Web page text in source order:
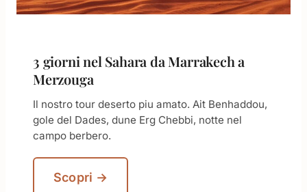
3 giorni nel Sahara da Marrakech a
Merzouga
Il nostro tour deserto piu amato. Ait Benhaddou,
gole del Dades, dune Erg Chebbi, notte nel
campo berbero.
Scopri →